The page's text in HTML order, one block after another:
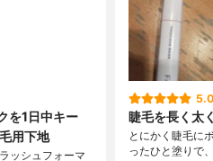
を1日中キー
用下地
ッシュフォーマ
睫毛を長く太
とにかく睫毛に
ったひと塗りで